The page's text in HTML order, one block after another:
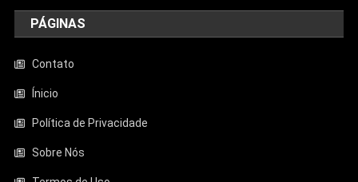
PÁGINAS
Contato
Ínicio
Política de Privacidade
Sobre Nós